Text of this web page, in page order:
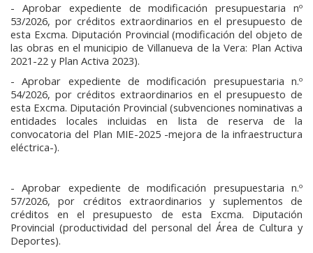
- Aprobar expediente de modificación presupuestaria nº
53/2026, por créditos extraordinarios en el presupuesto de
esta Excma. Diputación Provincial (modificación del objeto de
las obras en el municipio de Villanueva de la Vera: Plan Activa
2021-22 y Plan Activa 2023).
- Aprobar expediente de modificación presupuestaria n.º
54/2026, por créditos extraordinarios en el presupuesto de
esta Excma. Diputación Provincial (subvenciones nominativas a
entidades locales incluidas en lista de reserva de la
convocatoria del Plan MIE-2025 -mejora de la infraestructura
eléctrica-).
- Aprobar expediente de modificación presupuestaria n.º
57/2026, por créditos extraordinarios y suplementos de
créditos en el presupuesto de esta Excma. Diputación
Provincial (productividad del personal del Área de Cultura y
Deportes).